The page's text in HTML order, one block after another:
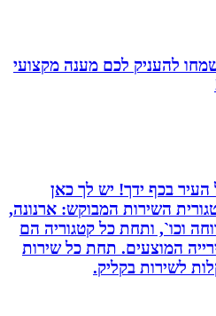
להעניק לכם מענה מקצועי
בכף ידך! יש לך כאן
השירות המבוקש: ארנונה,
וכו`, ותחת כל קטגוריה הם
המוצעים. תחת כל שירות
בקליק.